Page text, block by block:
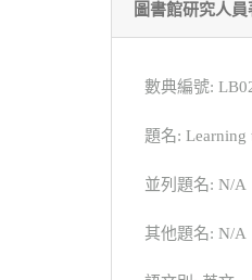
圖書館研究人
數典編號:
題名: Learning
並列題名: N/A
其他題名: N/A